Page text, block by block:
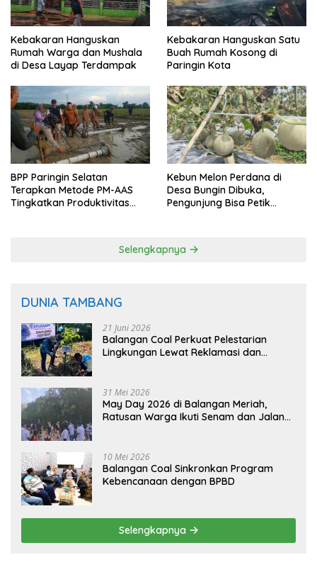
Kebakaran Hanguskan
Rumah Warga dan Mushala
di Desa Layap Terdampak
Kebakaran Hanguskan Satu
Buah Rumah Kosong di
Paringin Kota
BPP Paringin Selatan
Terapkan Metode PM-AAS
Tingkatkan Produktivitas
Kebun Melon Perdana di
Desa Bungin Dibuka,
Pengunjung Bisa Petik
Selengkapnya
DUNIA TAMBANG
21 Juni 2026
Balangan Coal Perkuat Pelestarian
Lingkungan Lewat Reklamasi dan
31 Mei 2026
May Day 2026 di Balangan Meriah,
Ratusan Warga Ikuti Senam dan Jalan
10 Mei 2026
Balangan Coal Sinkronkan Program
Kebencanaan dengan BPBD
Selengkapnya